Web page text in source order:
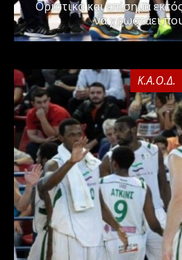
Οριστικά και επίσημα
να χρωστάει
Κ.Α.Ο.Δ.